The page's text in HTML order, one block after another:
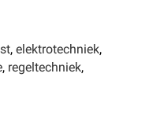
, elektrotechniek,
, regeltechniek,